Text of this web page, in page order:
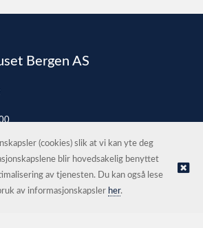
Bergen AS
Bergen AS |Nettbutikk levert av Kréatif
(cookies) slik at vi kan yte deg
blir hovedsakelig benyttet
av tjenesten. Du kan også lese
av informasjonskapsler her.